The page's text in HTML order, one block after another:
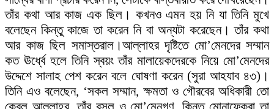
তাঁর কথা আর কাজ এক ছিল। কখনও এমন হয় নি যা তিনি মুখে
বলেছেন কিন্তু কাজে তা করেন নি বা অন্যটা করেছেন। তাঁর কথা
আর কাজ ছিল সমাস্তরাল।আল্লাহর দৃষ্টিতে মো’মেনদের সম্মান
কত ঊর্ধ্বে হলে তিনি স্বয়ং তাঁর মালায়েকদেরকে নিয়ে মো’মেনদের
উদ্দেশে সালাহ পেশ করেন বলে ঘোষণা করেন (সুরা আহযাব ৪৩)।
তিনি এও বলেছেন, ‘সকল সম্মান, ক্ষমতা ও গৌরবের অধিকারী তো